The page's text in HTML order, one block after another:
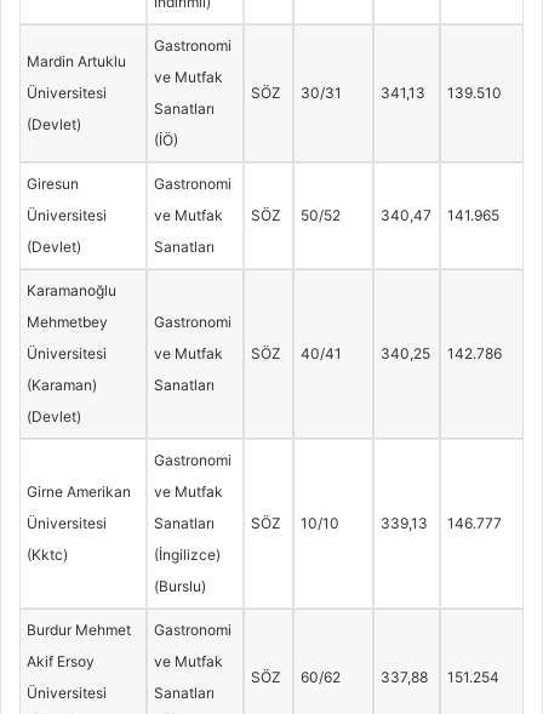
Mardin Artuklu
Üniversitesi
(Devlet)
Gastronomi
ve Mutfak
Sanatları
(İÖ)
SÖZ 30/31 341,13 139.510
Giresun
Üniversitesi
(Devlet)
Gastronomi
ve Mutfak
Sanatları
SÖZ 50/52 340,47 141.965
Karamanoğlu
Mehmetbey
Üniversitesi
(Karaman)
(Devlet)
Gastronomi
ve Mutfak
Sanatları
SÖZ 40/41 340,25 142.786
Girne Amerikan
Üniversitesi
(Kktc)
Gastronomi
ve Mutfak
Sanatları
(İngilizce)
(Burslu)
SÖZ 10/10 339,13 146.777
Burdur Mehmet
Akif Ersoy
Üniversitesi
Gastronomi
ve Mutfak
Sanatları
SÖZ 60/62 337,88 151.254